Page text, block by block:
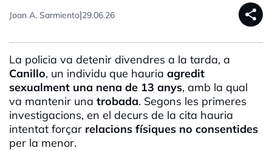
Joan A. Sarmiento|29.06.26 share
La policia va detenir divendres a la tarda, a
Canillo, un individu que hauria agredit
sexualment una nena de 13 anys, amb la qual
va mantenir una trobada. Segons les primeres
investigacions, en el decurs de la cita hauria
intentat forçar relacions físiques no consentides
per la menor.